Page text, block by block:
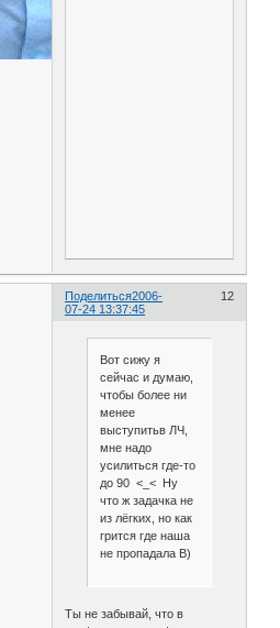
Поделиться 12
2006-
07-24 13:37:45
Вот сижу я
сейчас и думаю,
чтобы более ни
менее
выступитьв ЛЧ,
мне надо
усилиться где-то
до 90 <_< Ну
что ж задачка не
из лёгких, но как
грится где наша
не пропадала B)
Ты не забывай, что в